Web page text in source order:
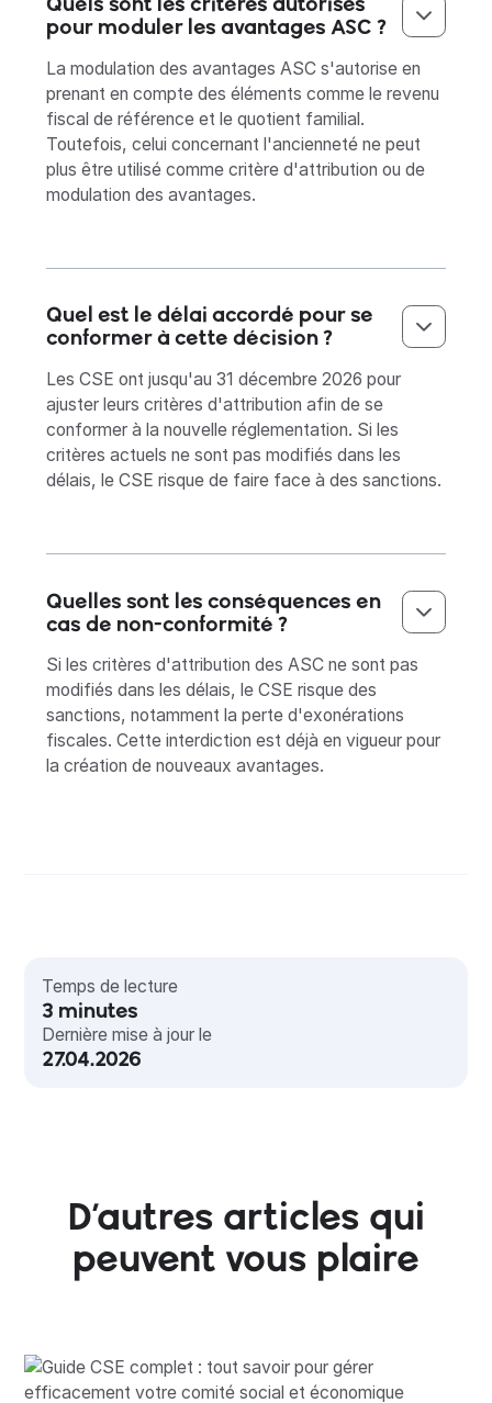
Temps de lecture
3 minutes
Dernière mise à jour le
27.04.2026
pour moduler les avantages ASC ?
La modulation des avantages ASC s'autorise en
prenant en compte des éléments comme le revenu
fiscal de référence et le quotient familial.
Toutefois, celui concernant l'ancienneté ne peut
plus être utilisé comme critère d'attribution ou de
modulation des avantages.
Quel est le délai accordé pour se
conformer à cette décision ?
Les CSE ont jusqu'au 31 décembre 2026 pour
ajuster leurs critères d'attribution afin de se
conformer à la nouvelle réglementation. Si les
critères actuels ne sont pas modifiés dans les
délais, le CSE risque de faire face à des sanctions.
Quelles sont les conséquences en
cas de non-conformité ?
Si les critères d'attribution des ASC ne sont pas
modifiés dans les délais, le CSE risque des
sanctions, notamment la perte d'exonérations
fiscales. Cette interdiction est déjà en vigueur pour
la création de nouveaux avantages.
D’autres articles qui
peuvent vous plaire